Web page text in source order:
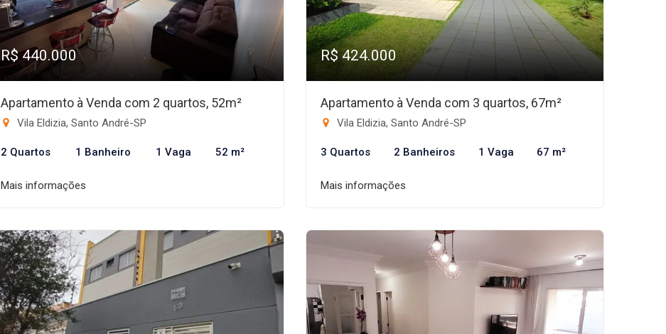
R$ 440.000
Apartamento à Venda com 2 quartos, 52m²
Vila Eldizia, Santo André-SP
2 Quartos 1 Banheiro 1 Vaga 52 m²
Mais informações
R$ 424.000
Apartamento à Venda com 3 quartos, 67m²
Vila Eldizia, Santo André-SP
3 Quartos 2 Banheiros 1 Vaga 67 m²
Mais informações